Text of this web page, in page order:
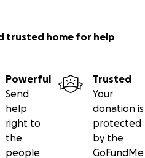
trusted home for help
Powerful
Send
help
right to
the
people
Trusted
Your
donation is
protected
by the
GoFundMe